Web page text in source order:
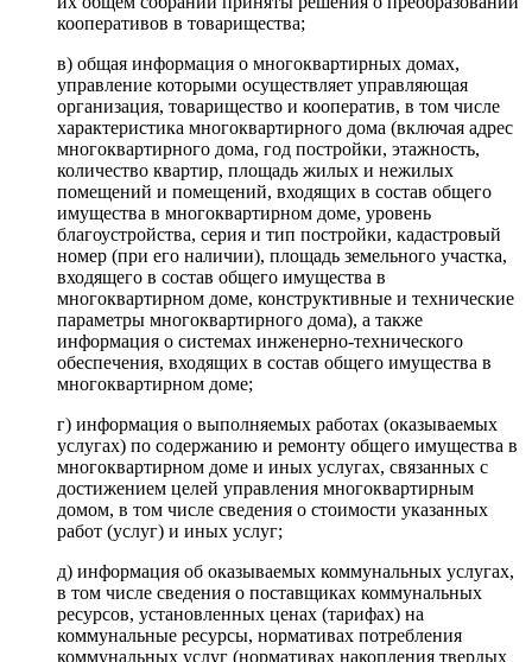
кооперативов в товарищества;
в) общая информация о многоквартирных домах,
управление которыми осуществляет управляющая
организация, товарищество и кооператив, в том числе
характеристика многоквартирного дома (включая адрес
многоквартирного дома, год постройки, этажность,
количество квартир, площадь жилых и нежилых
помещений и помещений, входящих в состав общего
имущества в многоквартирном доме, уровень
благоустройства, серия и тип постройки, кадастровый
номер (при его наличии), площадь земельного участка,
входящего в состав общего имущества в
многоквартирном доме, конструктивные и технические
параметры многоквартирного дома), а также
информация о системах инженерно-технического
обеспечения, входящих в состав общего имущества в
многоквартирном доме;
г) информация о выполняемых работах (оказываемых
услугах) по содержанию и ремонту общего имущества в
многоквартирном доме и иных услугах, связанных с
достижением целей управления многоквартирным
домом, в том числе сведения о стоимости указанных
работ (услуг) и иных услуг;
д) информация об оказываемых коммунальных услугах,
в том числе сведения о поставщиках коммунальных
ресурсов, установленных ценах (тарифах) на
коммунальные ресурсы, нормативах потребления
коммунальных услуг (нормативах накопления твердых